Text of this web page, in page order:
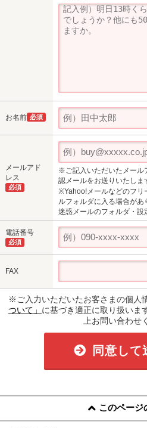
お名前 必須
メールアド
レス
必須
※ご記入いただいたメール
認メールをお送りいたしま
※Yahoo!メールなどのフリ
ルフォルダに入る場合があ
迷惑メールのフォルダ・設
電話番号
必須
FAX
※ご入力いただいたお客さまの個人
ついて」 に基づき適正に取り扱いま
上お問い合わせ
同意して
このページ